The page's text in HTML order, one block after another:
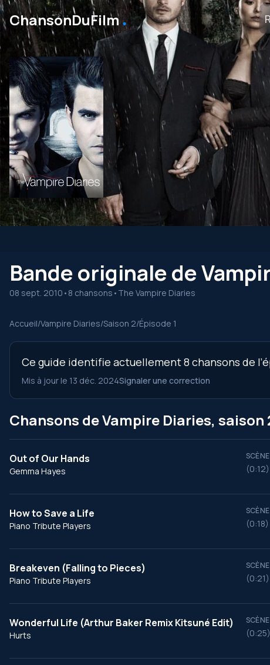
ChansonDuFilm․
Bande originale de
08 sept. 2010 • 8 chansons • The Vampire Diaries
Accueil/Vampire Diaries/Saison 2/Épisode 1
Ce guide identifie actuellement 8 chansons de
Mis à jour le 13 déc. 2024Signaler une correction
Chansons de Vampire Diaries, saison
Out of Our Hands
Gemma Hayes
How to Save a Life
Piano Tribute Players
Breakeven (Falling to Pieces)
Piano Tribute Players
Wonderful Life (Arthur Baker Remix Kitsuné Edit)
Hurts